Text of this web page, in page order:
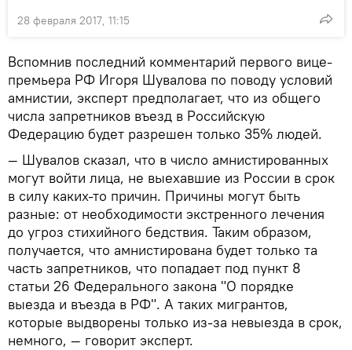
28 февраля 2017, 11:15
Вспомнив последний комментарий первого вице-
премьера РФ Игоря Шувалова по поводу условий
амнистии, эксперт предполагает, что из общего
числа запретников въезд в Российскую
Федерацию будет разрешен только 35% людей.
— Шувалов сказал, что в число амнистированных
могут войти лица, не выехавшие из России в срок
в силу каких-то причин. Причины могут быть
разные: от необходимости экстренного лечения
до угроз стихийного бедствия. Таким образом,
получается, что амнистирована будет только та
часть запретников, что попадает под пункт 8
статьи 26 Федерального закона "О порядке
выезда и въезда в РФ". А таких мигрантов,
которые выдворены только из-за невыезда в срок,
немного, — говорит эксперт.